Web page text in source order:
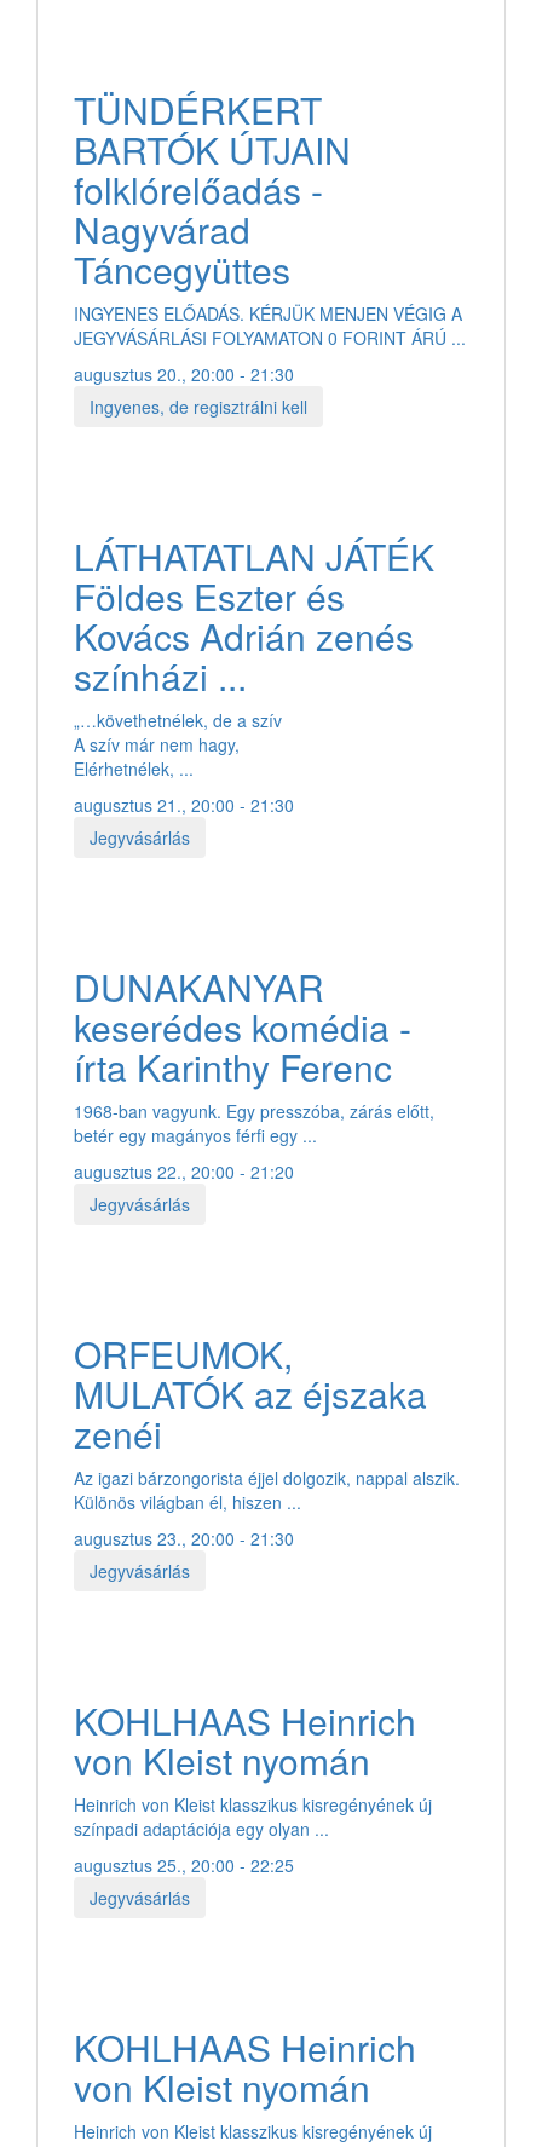
TÜNDÉRKERT
BARTÓK ÚTJAIN
folklórelőadás -
Nagyvárad
Táncegyüttes
INGYENES ELŐADÁS. KÉRJÜK MENJEN VÉGIG A
JEGYVÁSÁRLÁSI FOLYAMATON 0 FORINT ÁRÚ ...
augusztus 20., 20:00 - 21:30
Ingyenes, de regisztrálni kell
LÁTHATATLAN JÁTÉK
Földes Eszter és
Kovács Adrián zenés
színházi ...
„…követhetnélek, de a szív
A szív már nem hagy,
Elérhetnélek, ...
augusztus 21., 20:00 - 21:30
Jegyvásárlás
DUNAKANYAR
keserédes komédia -
írta Karinthy Ferenc
1968-ban vagyunk. Egy presszóba, zárás előtt,
betér egy magányos férfi egy ...
augusztus 22., 20:00 - 21:20
Jegyvásárlás
ORFEUMOK,
MULATÓK az éjszaka
zenéi
Az igazi bárzongorista éjjel dolgozik, nappal alszik.
Különös világban él, hiszen ...
augusztus 23., 20:00 - 21:30
Jegyvásárlás
KOHLHAAS Heinrich
von Kleist nyomán
Heinrich von Kleist klasszikus kisregényének új
színpadi adaptációja egy olyan ...
augusztus 25., 20:00 - 22:25
Jegyvásárlás
KOHLHAAS Heinrich
von Kleist nyomán
Heinrich von Kleist klasszikus kisregényének új